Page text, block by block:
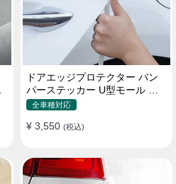
ドアエッジプロテクター バン
パーステッカー U型モール キ
ズ防止 取り付け簡単 騒音低減
全車種対応
¥ 3,550 (税込)